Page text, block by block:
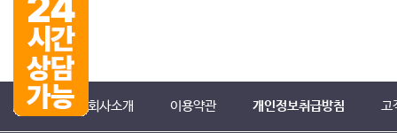
회사소개 이용약관 개인정보취급방침 고